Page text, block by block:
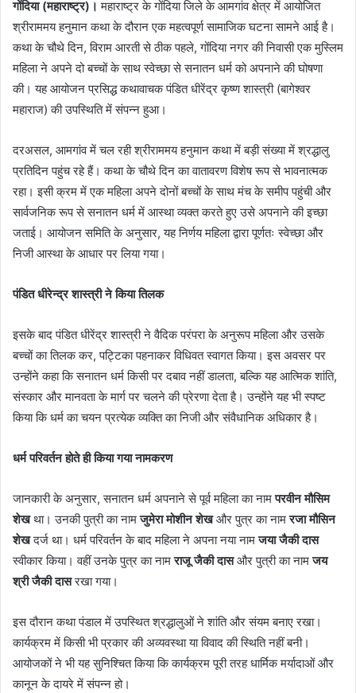
गोंदिया (महाराष्ट्र)। महाराष्ट्र के गोंदिया जिले के आमगांव क्षेत्र में आयोजित
श्रीराममय हनुमान कथा के दौरान एक महत्वपूर्ण सामाजिक घटना सामने आई है।
कथा के चौथे दिन, विराम आरती से ठीक पहले, गोंदिया नगर की निवासी एक मुस्लिम
महिला ने अपने दो बच्चों के साथ स्वेच्छा से सनातन धर्म को अपनाने की घोषणा
की। यह आयोजन प्रसिद्ध कथावाचक पंडित धीरेंद्र कृष्ण शास्त्री (बागेश्वर
महाराज) की उपस्थिति में संपन्न हुआ।
दरअसल, आमगांव में चल रही श्रीराममय हनुमान कथा में बड़ी संख्या में श्रद्धालु
प्रतिदिन पहुंच रहे हैं। कथा के चौथे दिन का वातावरण विशेष रूप से भावनात्मक
रहा। इसी क्रम में एक महिला अपने दोनों बच्चों के साथ मंच के समीप पहुंची और
सार्वजनिक रूप से सनातन धर्म में आस्था व्यक्त करते हुए उसे अपनाने की इच्छा
जताई। आयोजन समिति के अनुसार, यह निर्णय महिला द्वारा पूर्णतः स्वेच्छा और
निजी आस्था के आधार पर लिया गया।
पंडित धीरेन्द्र शास्त्री ने किया तिलक
इसके बाद पंडित धीरेंद्र शास्त्री ने वैदिक परंपरा के अनुरूप महिला और उसके
बच्चों का तिलक कर, पट्टिका पहनाकर विधिवत स्वागत किया। इस अवसर पर
उन्होंने कहा कि सनातन धर्म किसी पर दबाव नहीं डालता, बल्कि यह आत्मिक शांति,
संस्कार और मानवता के मार्ग पर चलने की प्रेरणा देता है। उन्होंने यह भी स्पष्ट
किया कि धर्म का चयन प्रत्येक व्यक्ति का निजी और संवैधानिक अधिकार है।
धर्म परिवर्तन होते ही किया गया नामकरण
जानकारी के अनुसार, सनातन धर्म अपनाने से पूर्व महिला का नामपरवीन मौसिम
शेखथा। उनकी पुत्री का नामजुमेरा मोशीन शेखऔर पुत्र का नामरजा मौसिन
शेखदर्ज था। धर्म परिवर्तन के बाद महिला ने अपना नया नामजया जैकी दास
स्वीकार किया। वहीं उनके पुत्र का नामराजू जैकी दासऔर पुत्री का नामजय
श्री जैकी दासरखा गया।
इस दौरान कथा पंडाल में उपस्थित श्रद्धालुओं ने शांति और संयम बनाए रखा।
कार्यक्रम में किसी भी प्रकार की अव्यवस्था या विवाद की स्थिति नहीं बनी।
आयोजकों ने भी यह सुनिश्चित किया कि कार्यक्रम पूरी तरह धार्मिक मर्यादाओं और
कानून के दायरे में संपन्न हो।